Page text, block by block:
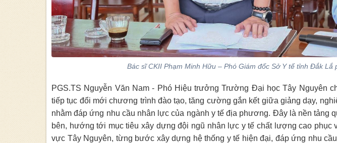
Bác sĩ CKII Phạm Minh Hữu – Phó Giám đốc Sở Y tế tỉnh Đắk Lắ
PGS.TS Nguyễn Văn Nam - Phó Hiệu trưởng Trường Đại học Tây Nguyên
tiếp tục đổi mới chương trình đào tạo, tăng cường gắn kết giữa giảng dạy,
nhằm đáp ứng nhu cầu nhân lực của ngành y tế địa phương. Đây là nền tảng
bên, hướng tới mục tiêu xây dựng đội ngũ nhân lực y tế chất lượng cao phục
vực Tây Nguyên, từng bước xây dựng hệ thống y tế hiện đại, đáp ứng nhu